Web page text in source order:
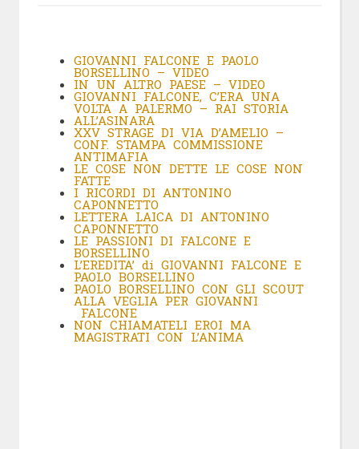
GIOVANNI FALCONE E PAOLO
BORSELLINO – VIDEO
IN UN ALTRO PAESE – VIDEO
GIOVANNI FALCONE, C’ERA UNA
VOLTA A PALERMO – RAI STORIA
ALL’ASINARA
XXV STRAGE DI VIA D’AMELIO –
CONF. STAMPA COMMISSIONE
ANTIMAFIA
LE COSE NON DETTE LE COSE NON
FATTE
I RICORDI DI ANTONINO
CAPONNETTO
LETTERA LAICA DI ANTONINO
CAPONNETTO
LE PASSIONI DI FALCONE E
BORSELLINO
L’EREDITA’ di GIOVANNI FALCONE E
PAOLO BORSELLINO
PAOLO BORSELLINO CON GLI SCOUT
ALLA VEGLIA PER GIOVANNI
FALCONE
NON CHIAMATELI EROI MA
MAGISTRATI CON L’ANIMA